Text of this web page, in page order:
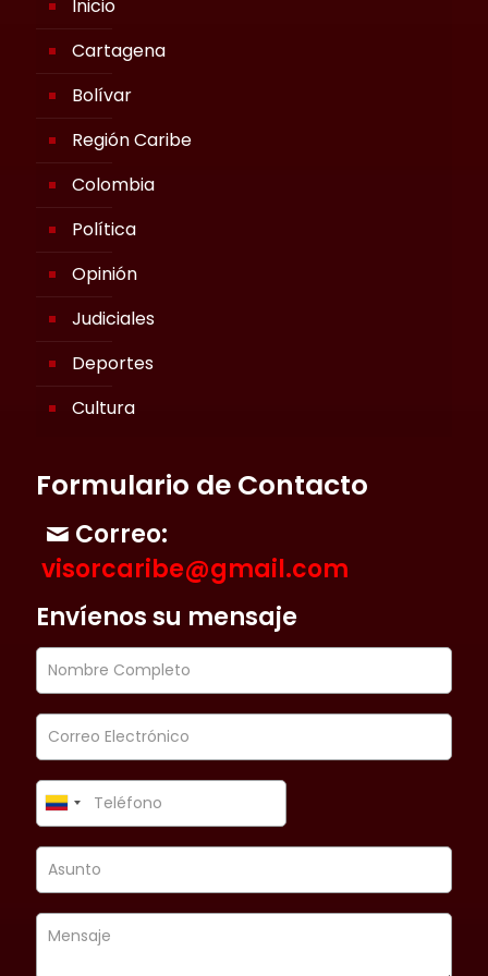
Inicio
Cartagena
Bolívar
Región Caribe
Colombia
Política
Opinión
Judiciales
Deportes
Cultura
Formulario de Contacto
Correo:
visorcaribe@gmail.com
Envíenos su mensaje